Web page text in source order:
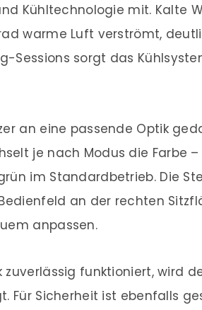
Kühltechnologie mit. Kalte
warme Luft verströmt,
Sessions sorgt das
an eine passende Optik
je nach Modus die Farbe
im Standardbetrieb. Die
an der rechten
anpassen.
zuverlässig funktioniert, wird
Für Sicherheit ist ebenfalls